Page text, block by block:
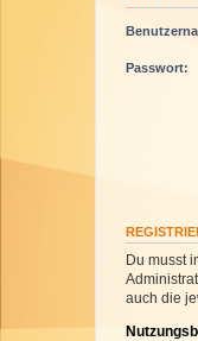
Passwort:
Du musst
auch die